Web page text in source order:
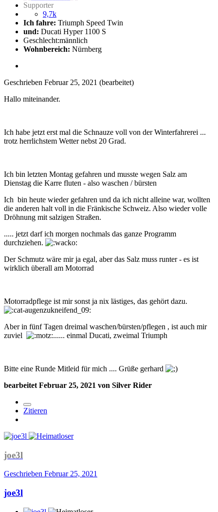
Supporter
9,7k
Ich fahre: Triumph Speed Twin
und: Ducati Hyper 1100 S
Geschlecht:männlich
Wohnbereich: Nürnberg
Geschrieben Februar 25, 2021 (bearbeitet)
Hallo miteinander.
Ich habe jetzt erst mal die Schnauze voll von der Winterfahrerei ...
trotz herrlichstem Wetter nebst 20 Grad.
Ich bin letzten Montag gefahren und musste wegen Salz am
Dienstag die Karre fluten - also waschen / bürsten
Ich bin heute wieder gefahren und da ich nicht alleine war, wollten
die anderen halt voll in die Fränkische Schweiz. Also wieder volle
Dröhnung mit salzigen Straßen.
..... jetzt darf ich morgen nochmals das ganze Programm
durchziehen.
Der Schmutz wäre mir ja egal, aber das Salz muss runter - es ist
wirklich überall am Motorrad
Motorradpflege ist mir sonst ja nix lästiges, das gehört dazu.
Aber in fünf Tagen dreimal waschen/bürsten/pflegen , ist auch mir
zuviel
...... einmal Ducati, zweimal Triumph
Bitte eine Runde Mitleid für mich .... Grüße gerhard
bearbeitet Februar 25, 2021 von Silver Rider
Zitieren
joe3l
Geschrieben Februar 25, 2021
joe3l